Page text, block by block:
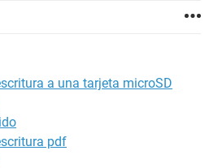
a una tarjeta microSD
pdf